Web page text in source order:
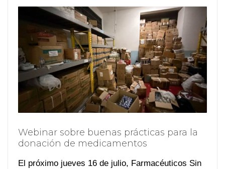
Webinar sobre buenas prácticas para la
donación de medicamentos
El próximo jueves 16 de julio, Farmacéuticos Sin